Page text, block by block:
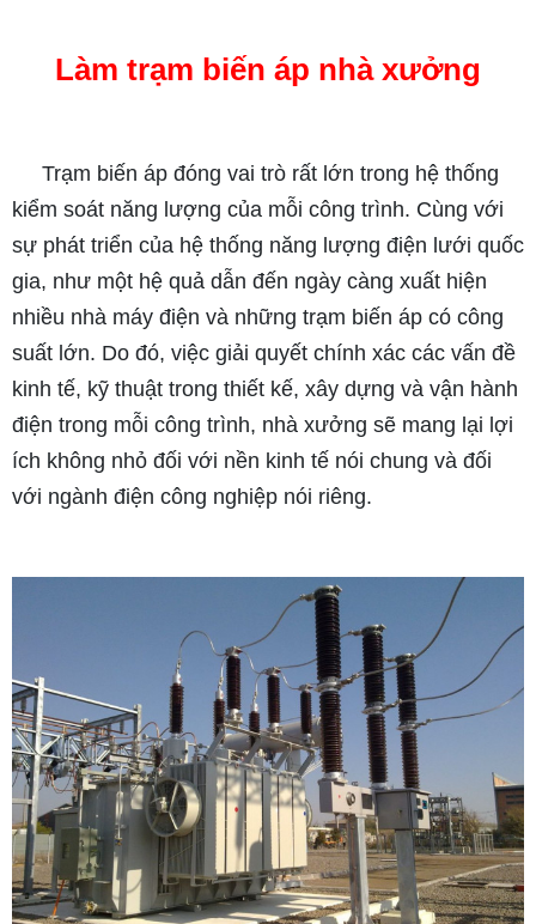
Làm trạm biến áp nhà xưởng
Trạm biến áp đóng vai trò rất lớn trong hệ thống
kiểm soát năng lượng của mỗi công trình. Cùng với
sự phát triển của hệ thống năng lượng điện lưới quốc
gia, như một hệ quả dẫn đến ngày càng xuất hiện
nhiều nhà máy điện và những trạm biến áp có công
suất lớn. Do đó, việc giải quyết chính xác các vấn đề
kinh tế, kỹ thuật trong thiết kế, xây dựng và vận hành
điện trong mỗi công trình, nhà xưởng sẽ mang lại lợi
ích không nhỏ đối với nền kinh tế nói chung và đối
với ngành điện công nghiệp nói riêng.